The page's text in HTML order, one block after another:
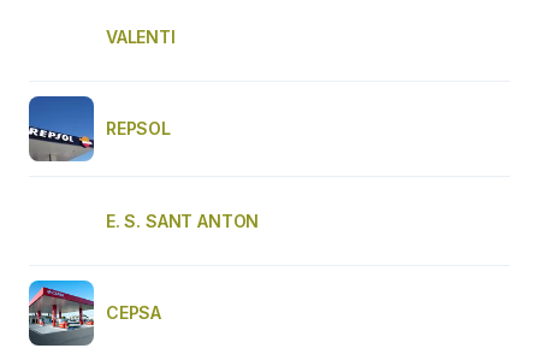
VALENTI
REPSOL
E. S. SANT ANTON
CEPSA